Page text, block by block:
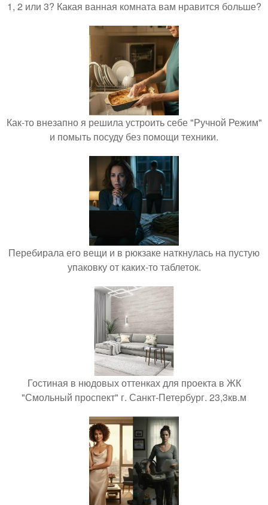
1, 2 или 3? Какая ванная комната вам нравится больше?
Как-то внезапно я решила устроить себе "Ручной Режим"
и помыть посуду без помощи техники.
Перебирала его вещи и в рюкзаке наткнулась на пустую
упаковку от каких-то таблеток.
Гостиная в нюдовых оттенках для проекта в ЖК
"Смольный проспект" г. Санкт-Петербург. 23,3кв.м